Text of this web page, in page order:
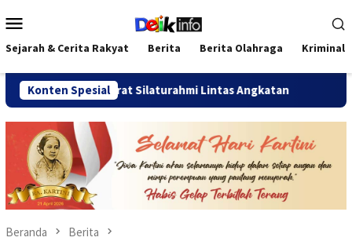
ke
kontenMobile
Sejarah & Cerita Rakyat Berita Berita Olahraga Kriminal
Konten Spesial
Silaturahmi Lintas Angkatan Jalan Sehat Temu
Beranda Berita